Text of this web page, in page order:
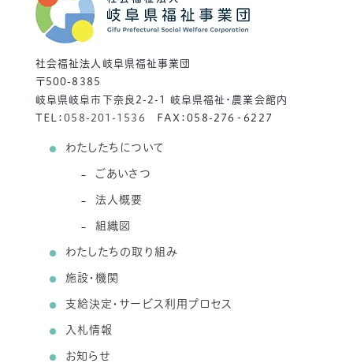
社会福祉法人岐阜県福祉事業団
〒500-8385
岐阜県岐阜市下奈良2-2-1 岐阜県福祉・農業会館内
TEL：058-201-1536 FAX：058-276‐6227
わたしたちについて
ごあいさつ
法人概要
組織図
わたしたちの取り組み
施設・機関
支給決定・サービス利用プロセス
入札情報
お知らせ